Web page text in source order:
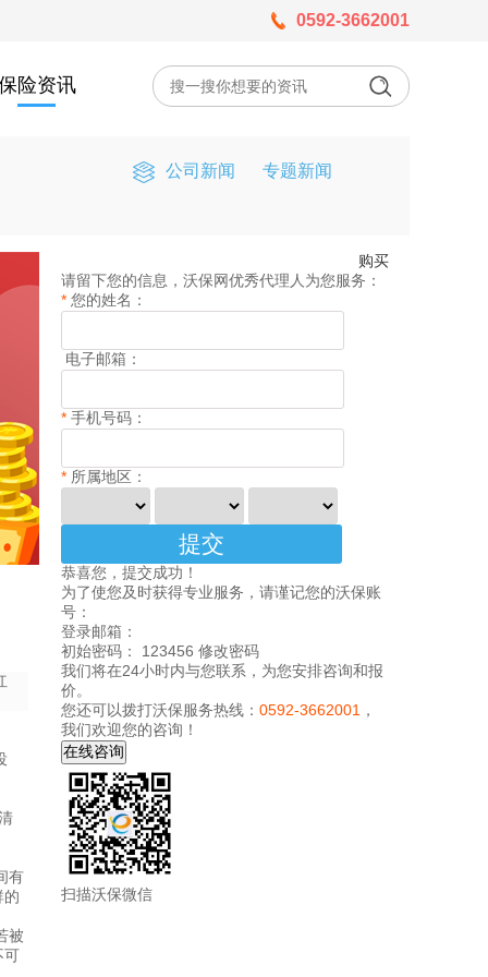
0592-3662001
险资讯
公司新闻 专题新闻
有
的
被
可
购买
请留下您的信息，沃保网优秀代理人为您服务：
*您的姓名：
电子邮箱：
*手机号码：
*所属地区：
恭喜您，提交成功！
为了使您及时获得专业服务，请谨记您的沃保账
号：
登录邮箱：
初始密码： 123456 修改密码
我们将在24小时内与您联系，为您安排咨询和报
价。
您还可以拨打沃保服务热线： 0592-3662001 ，
我们欢迎您的咨询！
扫描沃保微信